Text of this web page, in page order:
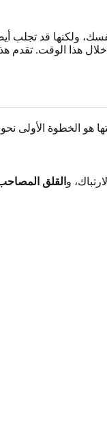
ولكنها قد تجلب
خلال هذا الوقت. تقدم
هو الخطوة الأولى
و القلق